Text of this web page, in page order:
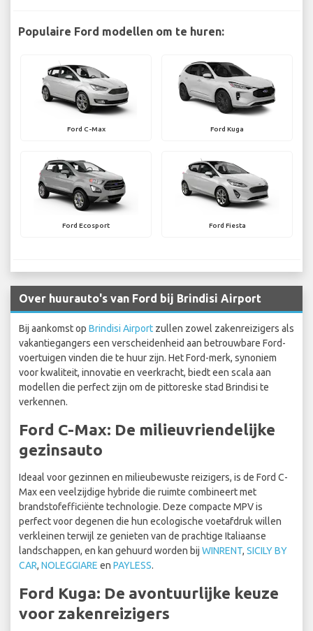
Populaire Ford modellen om te huren:
Ford C-Max Ford Kuga
Ford Ecosport Ford Fiesta
Over huurauto's van Ford bij Brindisi Airport
Bij aankomst op Brindisi Airport zullen zowel zakenreizigers als
vakantiegangers een verscheidenheid aan betrouwbare Ford-
voertuigen vinden die te huur zijn. Het Ford-merk, synoniem
voor kwaliteit, innovatie en veerkracht, biedt een scala aan
modellen die perfect zijn om de pittoreske stad Brindisi te
verkennen.
Ford C-Max: De milieuvriendelijke
gezinsauto
Ideaal voor gezinnen en milieubewuste reizigers, is de Ford C-
Max een veelzijdige hybride die ruimte combineert met
brandstofefficiënte technologie. Deze compacte MPV is
perfect voor degenen die hun ecologische voetafdruk willen
verkleinen terwijl ze genieten van de prachtige Italiaanse
landschappen, en kan gehuurd worden bij WINRENT, SICILY BY
CAR, NOLEGGIARE en PAYLESS.
Ford Kuga: De avontuurlijke keuze
voor zakenreizigers